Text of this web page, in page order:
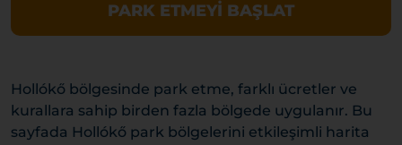
PARK ETMEYI BAŞLAT
Hollókő bölgesinde park etme, farklı ücretler ve
kurallara sahip birden fazla bölgede uygulanır. Bu
sayfada Hollókő park bölgelerini etkileşimli harita